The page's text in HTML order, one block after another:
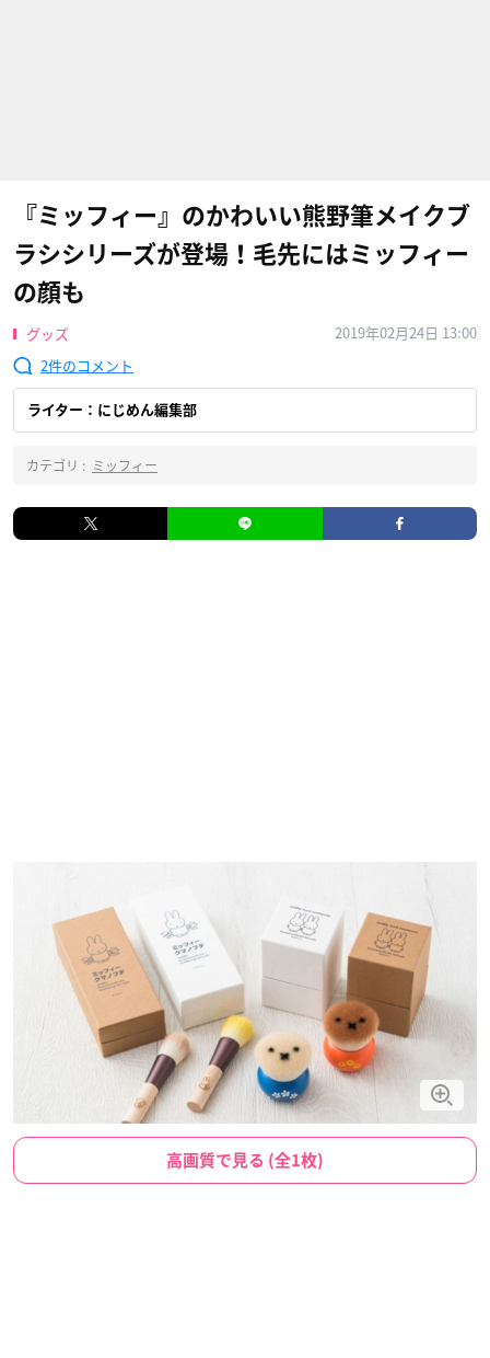
『ミッフィー』のかわいい熊野筆メイクブ
ラシシリーズが登場！毛先にはミッフィー
の顔も
グッズ
2019年02月24日 13:00
2
ライター：にじめん編集部
カテゴリ : ミッフィー
高画質で見る (全1枚)